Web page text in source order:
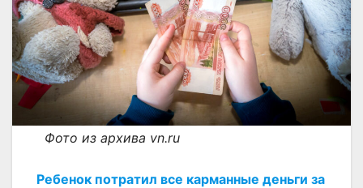
Фото из архива vn.ru
Ребенок потратил все карманные деньги за